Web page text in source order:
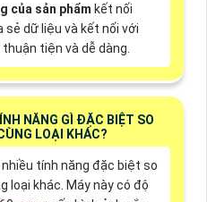
của sản phẩm kết nối
sẻ dữ liệu và kết nối với
tiện và dễ dàng.
NĂNG GÌ ĐẶC BIỆT SO
LOẠI KHÁC?
tính năng đặc biệt so
loại khác. Máy này có độ